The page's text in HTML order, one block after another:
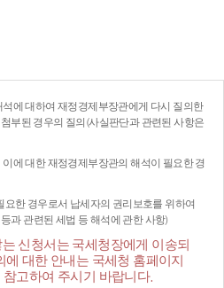
에 대하여 재정경제부장관에게 다시 질의한
부된 경우의 질의(사실판단과 관련된 사항은
에 대한 재정경제부장관의 해석이 필요한 경
한 경우로서 납세자의 권리보호를 위하여
과 관련된 세법 등 해석에 관한 사항)
신청서는 국세청장에게 이송되
대한 안내는 국세청 홈페이지
참고하여 주시기 바랍니다.